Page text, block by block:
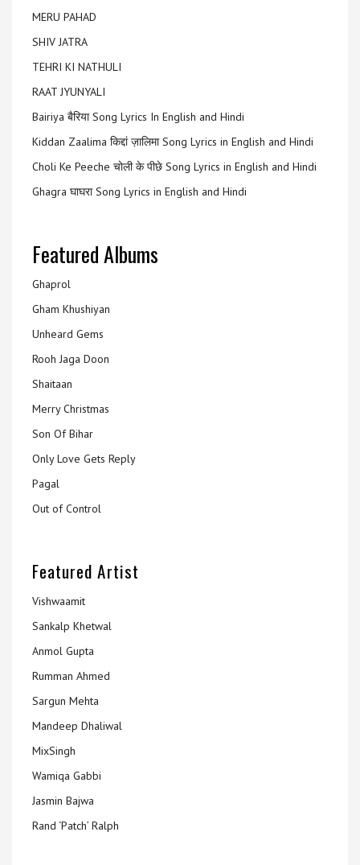
MERU PAHAD
SHIV JATRA
TEHRI KI NATHULI
RAAT JYUNYALI
Bairiya बैरिया Song Lyrics In English and Hindi
Kiddan Zaalima किद्दां ज़ालिमा Song Lyrics in English and Hindi
Choli Ke Peeche चोली के पीछे Song Lyrics in English and Hindi
Ghagra घाघरा Song Lyrics in English and Hindi
Featured Albums
Ghaprol
Gham Khushiyan
Unheard Gems
Rooh Jaga Doon
Shaitaan
Merry Christmas
Son Of Bihar
Only Love Gets Reply
Pagal
Out of Control
Featured Artist
Vishwaamit
Sankalp Khetwal
Anmol Gupta
Rumman Ahmed
Sargun Mehta
Mandeep Dhaliwal
MixSingh
Wamiqa Gabbi
Jasmin Bajwa
Rand ‘Patch’ Ralph